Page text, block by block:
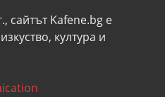
сайтът Kafene.bg e
култура и